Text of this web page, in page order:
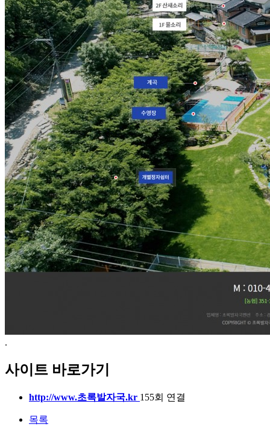
.
사이트 바로가기
http://www.초록발자국.kr 155회 연결
목록